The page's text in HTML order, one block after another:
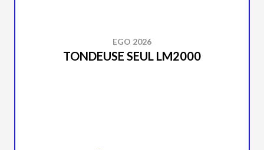
EGO 2026
TONDEUSE SEUL LM2000